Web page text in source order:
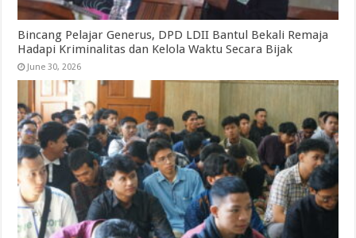
Bincang Pelajar Generus, DPD LDII Bantul Bekali Remaja
Hadapi Kriminalitas dan Kelola Waktu Secara Bijak
June 30, 2026